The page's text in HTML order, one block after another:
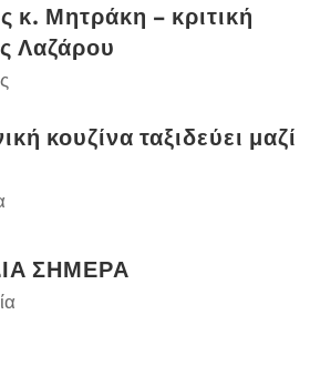
κ. Μητράκη – κριτική
Λαζάρου
κουζίνα ταξιδεύει μαζί
ΣΗΜΕΡΑ